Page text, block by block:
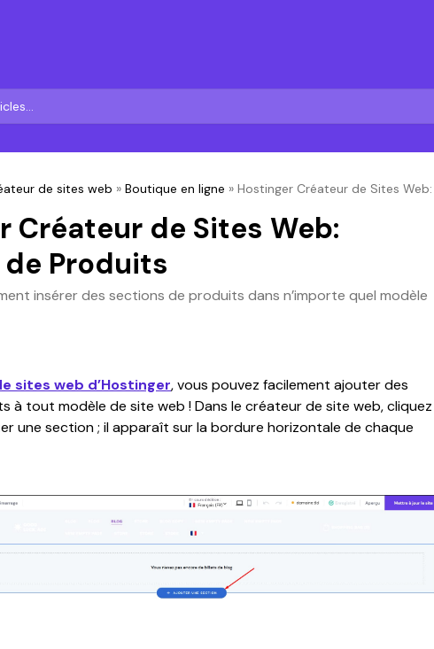
de sites web » Boutique en ligne » Hostinger Créateur de Sites
Créateur de Sites Web:
Produits
insérer des sections de produits dans n’importe quel modèle
sites web d’Hostinger, vous pouvez facilement ajouter des
à tout modèle de site web ! Dans le créateur de site web, cliquez
une section ; il apparaît sur la bordure horizontale de chaque